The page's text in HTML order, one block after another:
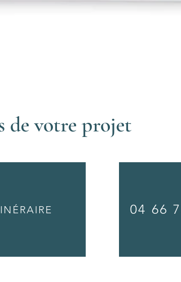
de votre projet
04 66